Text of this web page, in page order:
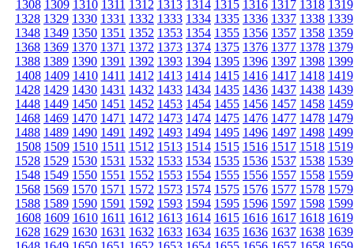
1308 1309 1310 1311 1312 1313 1314 1315 1316 1317 1318 1319
1328 1329 1330 1331 1332 1333 1334 1335 1336 1337 1338 1339
1348 1349 1350 1351 1352 1353 1354 1355 1356 1357 1358 1359
1368 1369 1370 1371 1372 1373 1374 1375 1376 1377 1378 1379
1388 1389 1390 1391 1392 1393 1394 1395 1396 1397 1398 1399
1408 1409 1410 1411 1412 1413 1414 1415 1416 1417 1418 1419
1428 1429 1430 1431 1432 1433 1434 1435 1436 1437 1438 1439
1448 1449 1450 1451 1452 1453 1454 1455 1456 1457 1458 1459
1468 1469 1470 1471 1472 1473 1474 1475 1476 1477 1478 1479
1488 1489 1490 1491 1492 1493 1494 1495 1496 1497 1498 1499
1508 1509 1510 1511 1512 1513 1514 1515 1516 1517 1518 1519
1528 1529 1530 1531 1532 1533 1534 1535 1536 1537 1538 1539
1548 1549 1550 1551 1552 1553 1554 1555 1556 1557 1558 1559
1568 1569 1570 1571 1572 1573 1574 1575 1576 1577 1578 1579
1588 1589 1590 1591 1592 1593 1594 1595 1596 1597 1598 1599
1608 1609 1610 1611 1612 1613 1614 1615 1616 1617 1618 1619
1628 1629 1630 1631 1632 1633 1634 1635 1636 1637 1638 1639